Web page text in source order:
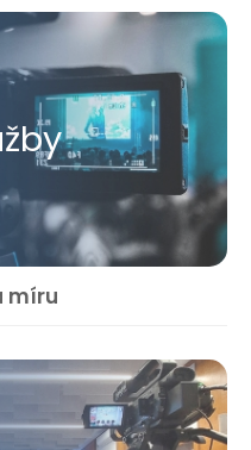
míru